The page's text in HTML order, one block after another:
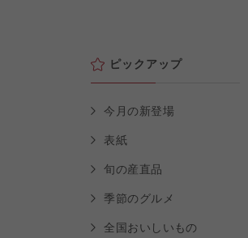
ピックアップ
今月の新登場
表紙
旬の産直品
季節のグルメ
全国おいしいもの